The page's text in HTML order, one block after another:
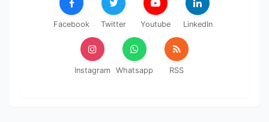
Facebook Twitter Youtube LinkedIn
Instagram Whatsapp RSS